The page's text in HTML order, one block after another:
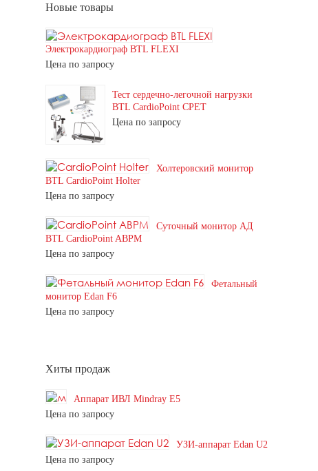
Новые товары
Электрокардиограф BTL FLEXI
Цена по запросу
Тест сердечно-легочной нагрузки
BTL CardioPoint CPET
Цена по запросу
Холтеровский монитор
BTL CardioPoint Holter
Цена по запросу
Суточный монитор АД
BTL CardioPoint ABPM
Цена по запросу
Фетальный
монитор Edan F6
Цена по запросу
Хиты продаж
Аппарат ИВЛ Mindray E5
Цена по запросу
УЗИ-аппарат Edan U2
Цена по запросу